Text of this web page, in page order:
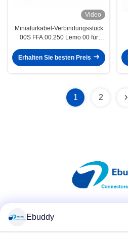
Video
Miniaturkabel-Verbindungsstück
00S FFA.00.250 Lemo 00 für
Erhalten Sie besten Preis
1 2
Ebuddy